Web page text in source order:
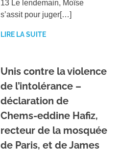
13 Le lendemain, Moïse
s’assit pour juger[…]
LIRE LA SUITE
Unis contre la violence
de l’intolérance –
déclaration de
Chems-eddine Hafiz,
recteur de la mosquée
de Paris, et de James